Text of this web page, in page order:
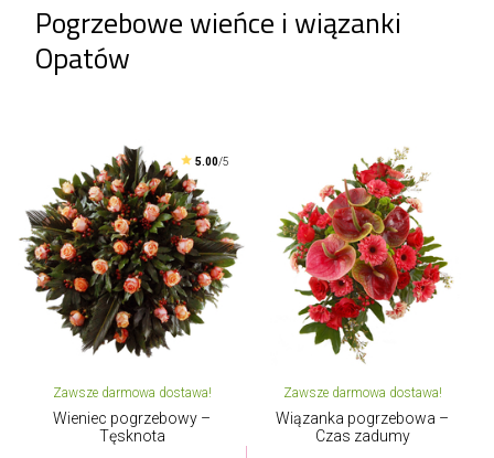
Pogrzebowe wieńce i wiązanki
Opatów
5.00/5
Zawsze darmowa dostawa!
Wieniec pogrzebowy –
Tęsknota
Zawsze darmowa dostawa!
Wiązanka pogrzebowa –
Czas zadumy